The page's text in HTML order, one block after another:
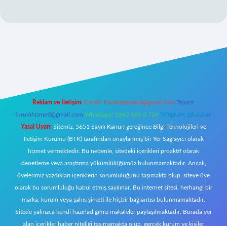
Reklam ve İletişim: E-mail: backlinkpaneli@gmail.com Teams:
forumhizmeti@gmail.com Whatsapp: 0262 606 0 726 Telegram: @karabul
Yasal Uyarı: Sitemiz, 5651 Sayılı Kanun gereğince Bilgi Teknolojileri ve
İletişim Kurumu (BTK) tarafından onaylanmış bir Yer Sağlayıcı olarak
hizmet vermektedir. Bu nedenle, sitedeki içerikleri proaktif olarak
denetleme veya araştırma yükümlülüğümüz bulunmamaktadır. Ancak,
üyelerimiz yazdıkları içeriklerin sorumluluğunu taşımakta olup, siteye üye
olarak bu sorumluluğu kabul etmiş sayılırlar. Bu internet sitesi, herhangi bir
marka, kurum veya şahıs şirketi ile hiçbir bağlantısı bulunmamaktadır.
Sitede yalnızca kendi hazırladığımız makaleler paylaşılmaktadır. Burada yer
alan içerikler haber niteliği taşımamakta olup, gerçek kurum ve kişiler